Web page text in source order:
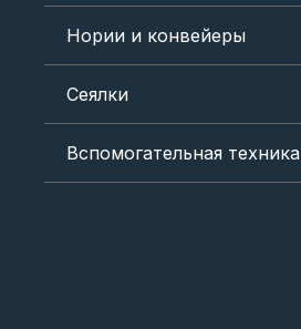
Нории и конвейеры
Сеялки
Вспомогательная техника